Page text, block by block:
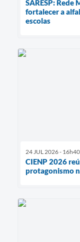
SARESP:
fortalecer a
escolas
24 JUL 2026 - 16h40
CIENP 2026
protagonismo